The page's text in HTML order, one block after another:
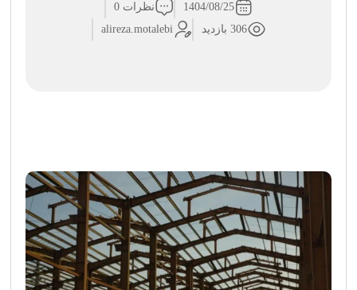
1404/08/25
نظرات 0
306 بازدید
alireza.motalebi